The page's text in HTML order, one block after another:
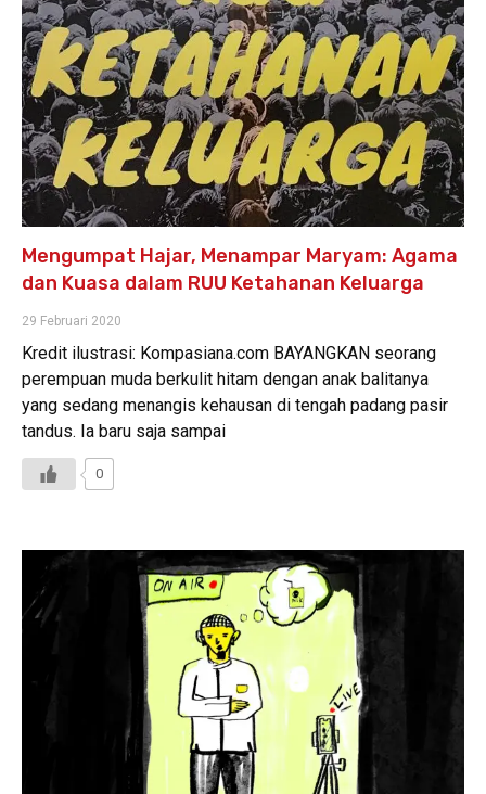
Mengumpat Hajar, Menampar Maryam: Agama
dan Kuasa dalam RUU Ketahanan Keluarga
29 Februari 2020
Kredit ilustrasi: Kompasiana.com BAYANGKAN seorang
perempuan muda berkulit hitam dengan anak balitanya
yang sedang menangis kehausan di tengah padang pasir
tandus. Ia baru saja sampai
0